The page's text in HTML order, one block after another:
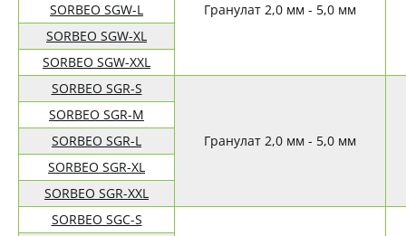
Гранулат 2,0 мм - 5,0 мм
SORBEO SGW-L
SORBEO SGW-XL
SORBEO SGW-XXL
SORBEO SGR-S
Гранулат 2,0 мм - 5,0 мм
SORBEO SGR-M
SORBEO SGR-L
SORBEO SGR-XL
SORBEO SGR-XXL
SORBEO SGC-S